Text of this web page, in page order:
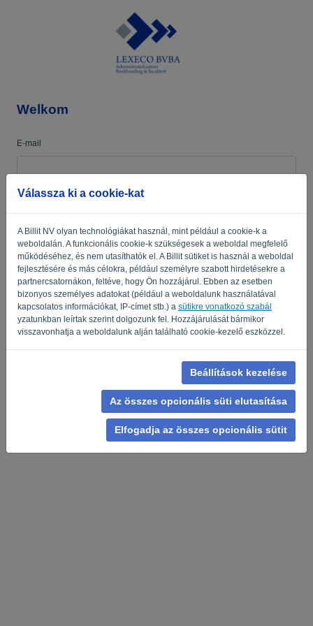
Válassza ki a cookie-kat
A Billit NV olyan technológiákat használ, mint például a cookie-k a
weboldalán. A funkcionális cookie-k szükségesek a weboldal megfelelő
működéséhez, és nem utasíthatók el. A Billit sütiket is használ a weboldal
fejlesztésére és más célokra, például személyre szabott hirdetésekre a
partnercsatornákon, feltéve, hogy Ön hozzájárul. Ebben az esetben
bizonyos személyes adatokat (például a weboldalunk használatával
kapcsolatos információkat, IP-címet stb.) a sütikre vonatkozó szabál
yzatunkban leírtak szerint dolgozunk fel. Hozzájárulását bármikor
visszavonhatja a weboldalunk alján található cookie-kezelő eszközzel.
Beállítások kezelése
Az összes opcionális süti elutasítása
Elfogadja az összes opcionális sütit
Welkom
E-mail
Jelszó
Emlékeztess Elfelejtett jelszó?
BEJELENTKEZÉS
Adatvédelmi irányelvek-Felhasználási feltételek